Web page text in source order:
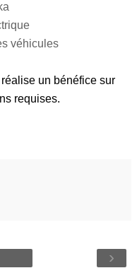
véhicules
un bénéfice sur
requises.
›